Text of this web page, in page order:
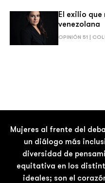
El exilio
venezolana
OPINIÓN 51 |
Mujeres al frente del
un diálogo más
diversidad de
equitativa en los
ideales; son el